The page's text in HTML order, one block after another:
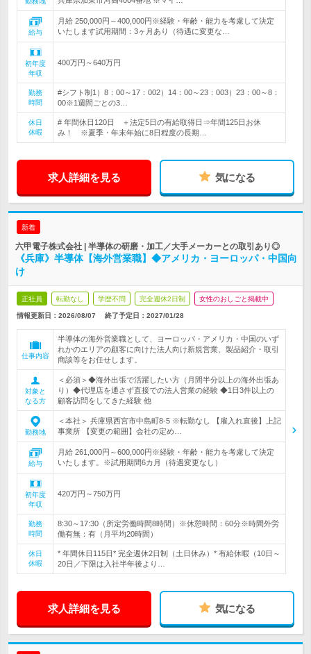
給与
月給 250,000円～400,000円※経験・年齢・能力を考慮して決定
いたします試用期間：3ヶ月あり（待遇に変更な…
初年度
年収
400万円～640万円
勤務
時間
#シフト制1）8：00～17：002）14：00～23：003）23：00～8：
00※1週間ごとの3…
休日
休暇
# 年間休日120日 ＋法定5日の有給取得日⇒年間125日お休
み！ ※夏季・年末年始に8日程度の長期…
求人詳細を見る 気になる
新着
六甲電子株式会社 | 半導体の研磨・加工／大手メーカーとの取引あり◎
《兵庫》半導体【海外営業職】◆アメリカ・ヨーロッパ・中国向
け
正社員 転勤なし 学歴不問 完全週休2日制 女性のおしごと掲載中
情報更新日：2026/08/07 終了予定日： 2027/01/28
仕事内容
半導体の海外営業職として、ヨーロッパ・アメリカ・中国のいず
れかのエリアの顧客に向けた法人向け新規営業、製品紹介・取引
商談等をお任せします。
対象と
なる方
＜必須＞◆海外出張で活躍したい方（月間半分以上の海外出張あ
り）◆代理店を通さず直接での法人営業の経験 ◆1日3件以上の
顧客訪問をしてきた経験 他
勤務地
＜本社＞ 兵庫県西宮市中島町8-5 ※転勤なし 【雇入れ直後】上記
事業所 【変更の範囲】会社の定め…
給与
月給 261,000円～600,000円※経験・年齢・能力を考慮して決定
いたします。※試用期間6カ月（待遇変更なし）
初年度
年収
420万円～750万円
勤務
時間
8:30～17:30（所定労働時間8時間）※休憩時間：60分※時間外労
働有無：有（月平均20時間）
休日
休暇
* 年間休日115日* 完全週休2日制（土日休み）* 有給休暇（10日～
20日／下限は入社半年後より…
求人詳細を見る 気になる